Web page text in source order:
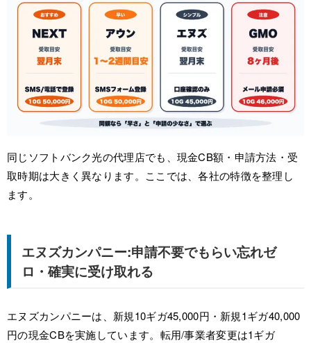
同じソフトバンク光の代理店でも、現金CB額・申請方法・受
取時期は大きく異なります。ここでは、各社の特徴を整理し
ます。
エヌズカンパニー:申請不要でもらい忘れゼ
ロ・確実に受け取れる
エヌズカンパニーは、新規10ギガ45,000円・新規1ギガ40,000
円の現金CBを実施しています。転用/事業者変更は1ギガ